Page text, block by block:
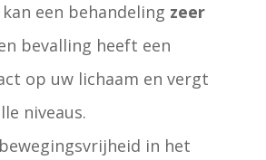
kan een behandeling zeer
bevalling heeft een
op uw lichaam en vergt
niveaus.
in het